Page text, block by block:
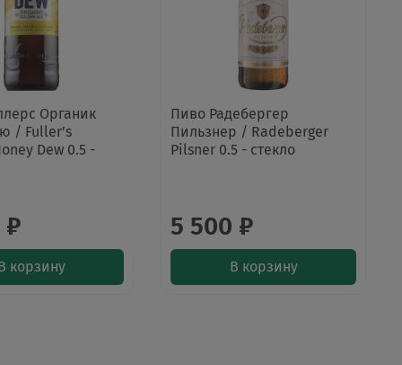
Органик
/ Fuller’s
Dew 0.5 -
₽
корзину
Пиво Радебергер
Пильзнер / Radeberger
Pilsner 0.5 - стекло
5 500 ₽
В корзину